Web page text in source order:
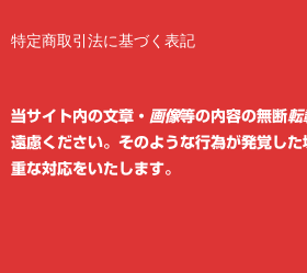
特定商取引法に基づく表記
当サイト内の文章・ 画像等の内容の無断転
遠慮ください。そのような行為が発覚し
重な対応をいたします。